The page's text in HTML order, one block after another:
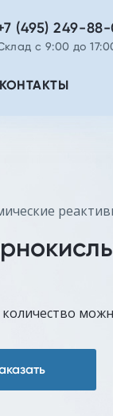
(495) 249-
с 9:00 до
КОНТАКТЫ